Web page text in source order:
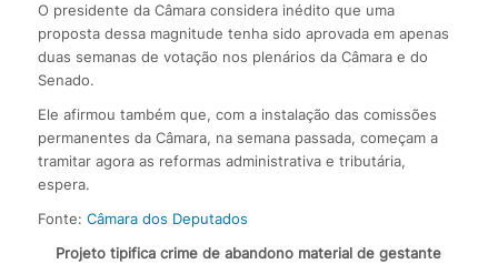
O presidente da Câmara considera inédito que uma
proposta dessa magnitude tenha sido aprovada em apenas
duas semanas de votação nos plenários da Câmara e do
Senado.
Ele afirmou também que, com a instalação das comissões
permanentes da Câmara, na semana passada, começam a
tramitar agora as reformas administrativa e tributária,
espera.
Fonte: Câmara dos Deputados
Projeto tipifica crime de abandono material de gestante